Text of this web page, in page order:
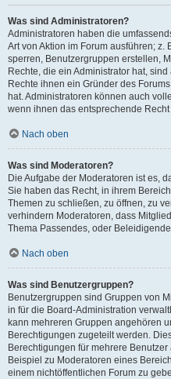
Was sind Administratoren?
Administratoren haben die
Art von Aktion im Forum ausführen;
sperren, Benutzergruppen erstellen,
Rechte, die ein Administrator hat,
Rechte ihnen ein Gründer des
hat. Administratoren können auch
wenn ihnen das entsprechende
Nach oben
Was sind Moderatoren?
Die Aufgabe der Moderatoren ist es,
Sie haben das Recht, in ihrem
Themen zu schließen, zu öffnen, zu
verhindern Moderatoren, dass
Thema Passendes, oder
Nach oben
Was sind Benutzergruppen?
Benutzergruppen sind Gruppen von
in für die Board-Administration
kann mehreren Gruppen angehören
Berechtigungen zugeteilt werden.
Berechtigungen für mehrere
Beispiel zu Moderatoren eines
einem nichtöffentlichen Forum zu